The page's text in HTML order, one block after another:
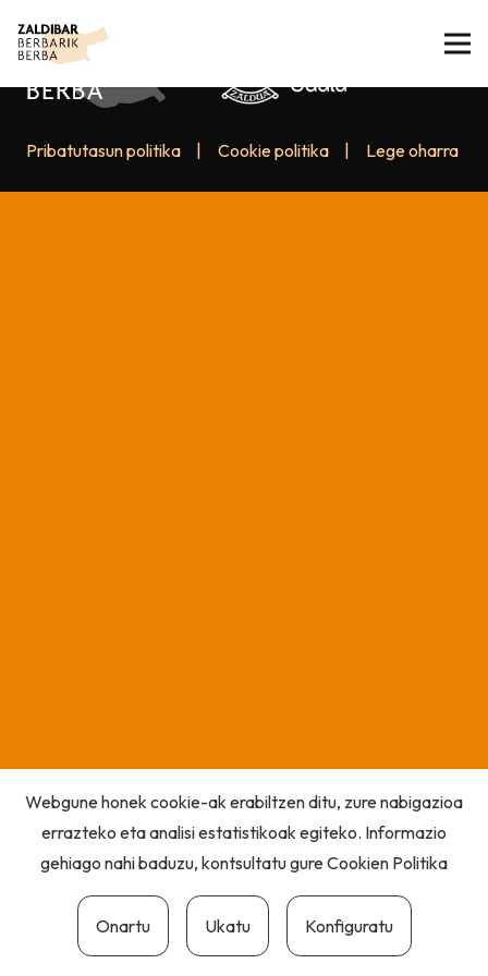
Pribatutasun politika Cookie politika Lege oharra
Webgune honek cookie-ak erabiltzen ditu, zure nabigazioa
errazteko eta analisi estatistikoak egiteko. Informazio
gehiago nahi baduzu, kontsultatu gureCookien Politika
Onartu Ukatu Konfiguratu